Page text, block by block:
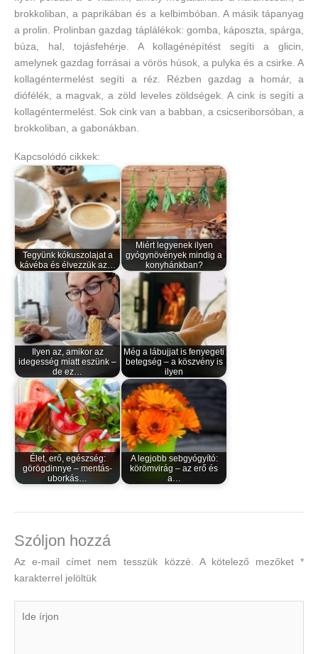
brokkoliban, a paprikában és a kelbimbóban. A másik tápanyag
a prolin. Prolinban gazdag táplálékok: gomba, káposzta, spárga,
búza, hal, tojásfehérje. A kollagénépítést segíti a glicin,
amelynek gazdag forrásai a vörös húsok, a pulyka és a csirke. A
kollagéntermelést segíti a réz. Rézben gazdag a homár, a
diófélék, a magvak, a zöld leveles zöldségek. A cink is segíti a
kollagéntermelést. Sok cink van a babban, a csicseriborsóban, a
brokkoliban, a gabonákban.
Kapcsolódó cikkek:
Tegyünk kókuszolajat a
kávéba és élvezzük az…
Miért legyenek ilyen
gyógynövények mindig a
konyhánkban?
Ilyen az, amikor az
idegesség miatt eszünk –
de ez…
Még a lábujjat is fenyegeti
betegség – a köszvény is
ilyen
Élet, erő, egészség:
görögdinnye – mentás-
uborkás…
A legjobb sebgyógyító:
körömvirág – az erő és
a…
Szóljon hozzá
Az e-mail címet nem tesszük közzé. A kötelező mezőket*
karakterrel jelöltük